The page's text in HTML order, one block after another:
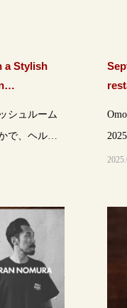
a Stylish
シュルーム
で、ヘルシ